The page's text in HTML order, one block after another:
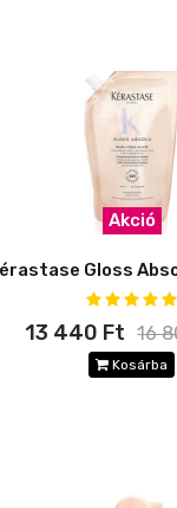
Akció
13 440 Ft 16
Kosárba